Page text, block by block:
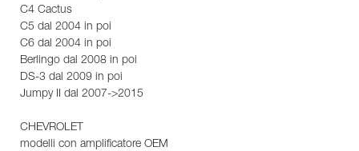
C4 Cactus
C5 dal 2004 in poi
C6 dal 2004 in poi
Berlingo dal 2008 in poi
DS-3 dal 2009 in poi
Jumpy II dal 2007->2015
CHEVROLET
modelli con amplificatore OEM